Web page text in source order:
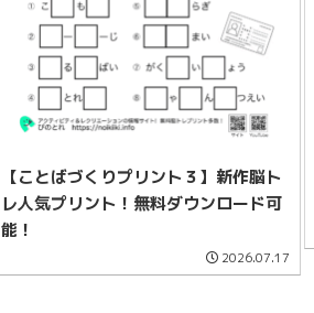
【ことばづくりプリント３】新作脳ト
レ人気プリント！無料ダウンロード可
能！
2026.07.17